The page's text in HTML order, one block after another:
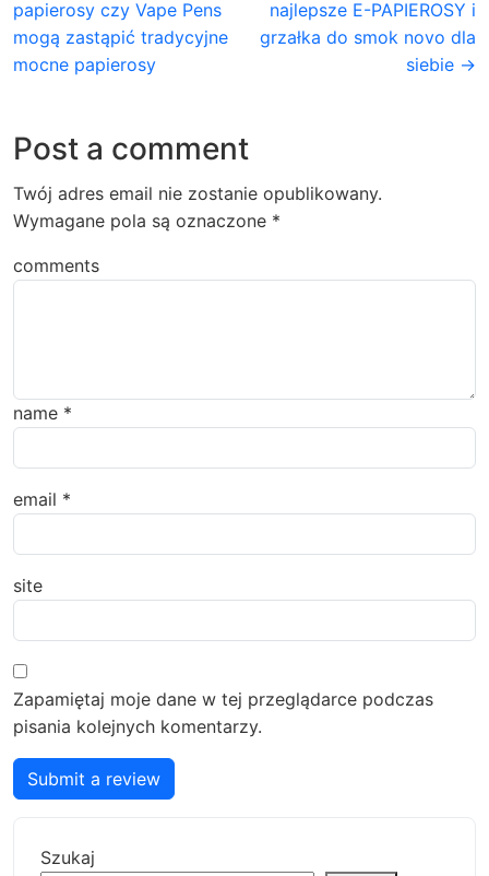
papierosy czy Vape Pens
mogą zastąpić tradycyjne
mocne papierosy
najlepsze E-PAPIEROSY i
grzałka do smok novo dla
siebie →
Post a comment
Twój adres email nie zostanie opublikowany.
Wymagane pola są oznaczone *
comments
name *
email *
site
Zapamiętaj moje dane w tej przeglądarce podczas
pisania kolejnych komentarzy.
Submit a review
Szukaj